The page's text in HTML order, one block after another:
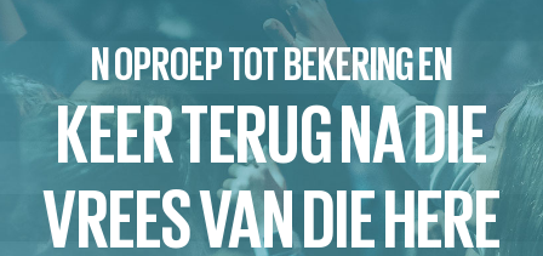
N OPROEP TOT BEKERING EN
KEER TERUG NA DIE
VREES VAN DIE HERE